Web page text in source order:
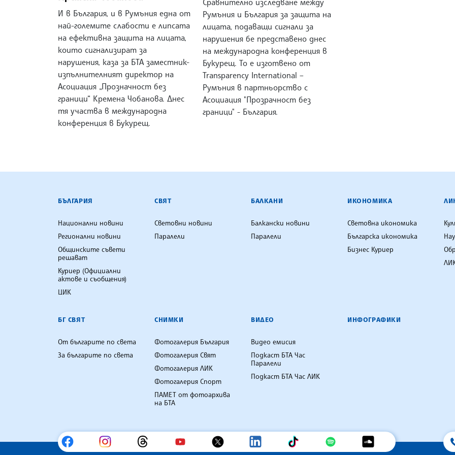
И в България, и в Румъния една от
най-големите слабости е липсата
на ефективна защита на лицата,
които сигнализират за
нарушения, каза за БТА заместник-
изпълнителният директор на
Асоциация „Прозначност без
граници“ Кремена Чобанова. Днес
тя участва в международна
конференция в Букурещ.
Сравнително изследване между
Румъния и България за защита на
лицата, подаващи сигнали за
нарушения бе представено днес
на международна конференция в
Букурещ. То е изготвено от
Transparency International –
Румъния в партньорство с
Асоциация "Прозрачност без
граници" - България.
БЪЛГАРСКА ТЕЛЕГРАФНА АГЕНЦИЯ
БЪЛГАРИЯ
Национални новини
Регионални новини
Общинските съвети
решават
Куриер (Официални
актове и съобщения)
ЦИК
СВЯТ
Световни новини
Паралели
БАЛКАНИ
Балкански новини
Паралели
ИКОНОМИКА
Световна икономика
Българска икономика
Бизнес Куриер
БГ СВЯТ
От българите по света
За българите по света
СНИМКИ
Фотогалерия България
Фотогалерия Свят
Фотогалерия ЛИК
Фотогалерия Спорт
ПАМЕТ от фотоархива
на БТА
ВИДЕО
Видео емисия
Подкаст БТА Час
Паралели
Подкаст БТА Час ЛИК
ИНФОГРАФИКИ